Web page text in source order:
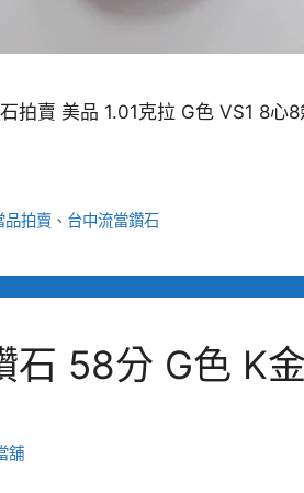
拍賣 美品 1.01克拉 G色 VS1 8
品拍賣 、 台中流當鑽石
石 58分 G色 K
舖